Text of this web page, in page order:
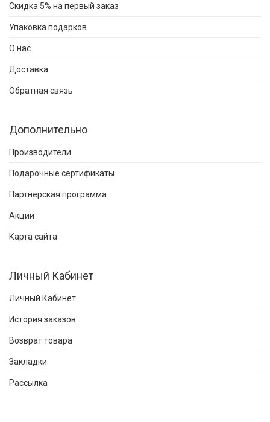
Скидка 5% на первый заказ
Упаковка подарков
О нас
Доставка
Обратная связь
Дополнительно
Производители
Подарочные сертификаты
Партнерская программа
Акции
Карта сайта
Личный Кабинет
Личный Кабинет
История заказов
Возврат товара
Закладки
Рассылка